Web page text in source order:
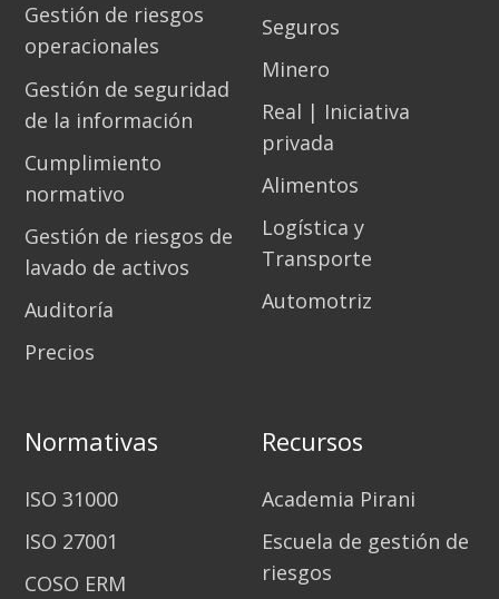
Gestión de riesgos
operacionales
Gestión de seguridad
de la información
Cumplimiento
normativo
Gestión de riesgos de
lavado de activos
Auditoría
Precios
Seguros
Minero
Real | Iniciativa
privada
Alimentos
Logística y
Transporte
Automotriz
Normativas
ISO 31000
ISO 27001
COSO ERM
Recursos
Academia Pirani
Escuela de gestión de
riesgos